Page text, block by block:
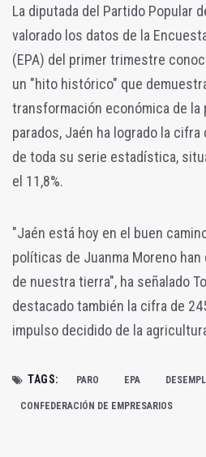
La diputada del Partido Popular
valorado los datos de la
(EPA) del primer trimestre
un "hito histórico" que
transformación económica de la
parados, Jaén ha logrado la
de toda su serie estadística,
el 11,8%.
"Jaén está hoy en el buen
políticas de Juanma Moreno
de nuestra tierra", ha señalado
destacado también la cifra de
impulso decidido de la
TAGS: PARO EPA
CONFEDERACIÓN DE EMPRESARIOS